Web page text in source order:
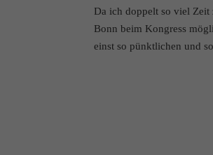
Da ich doppelt so viel Zeit
Bonn beim Kongress
einst so pünktlichen und